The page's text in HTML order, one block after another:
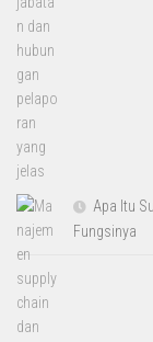
Apa Itu
Fungsinya